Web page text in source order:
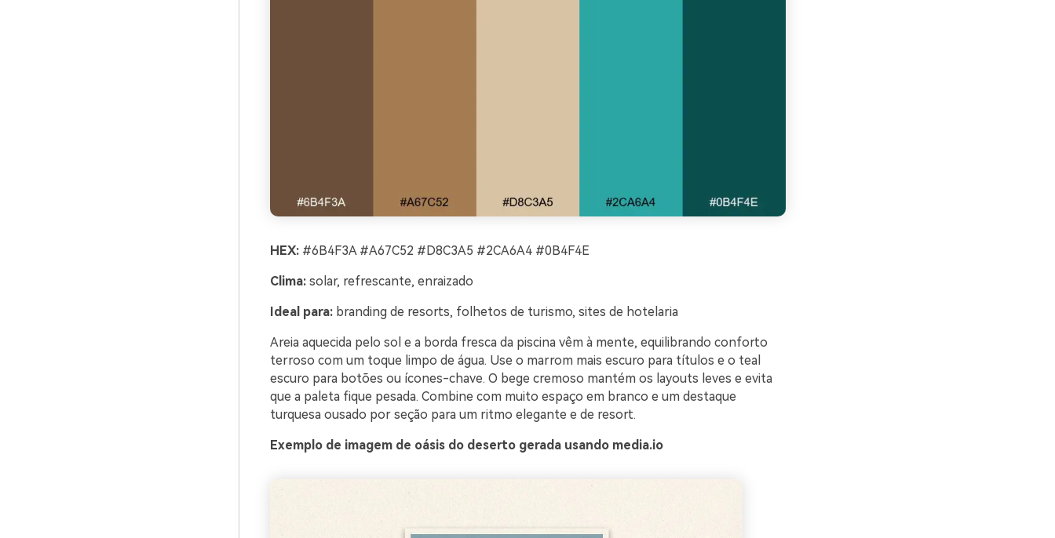
HEX:#6B4F3A #A67C52 #D8C3A5 #2CA6A4 #0B4F4E
Clima:solar, refrescante, enraizado
Ideal para:branding de resorts, folhetos de turismo, sites de hotelaria
Areia aquecida pelo sol e a borda fresca da piscina vêm à mente, equilibrando conforto
terroso com um toque limpo de água. Use o marrom mais escuro para títulos e o teal
escuro para botões ou ícones-chave. O bege cremoso mantém os layouts leves e evita
que a paleta fique pesada. Combine com muito espaço em branco e um destaque
turquesa ousado por seção para um ritmo elegante e de resort.
Exemplo de imagem de oásis do deserto gerada usando media.io